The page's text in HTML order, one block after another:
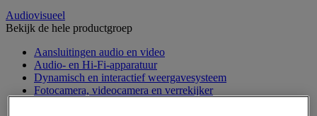
Audiovisueel
Bekijk de hele productgroep
Aansluitingen audio en video
Audio- en Hi-Fi-apparatuur
Dynamisch en interactief weergavesysteem
Fotocamera, videocamera en verrekijker